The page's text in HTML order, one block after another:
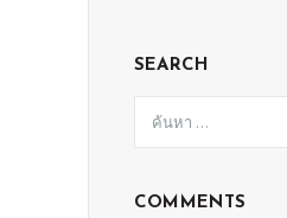
SEARCH
สำหรับ:
COMMENTS